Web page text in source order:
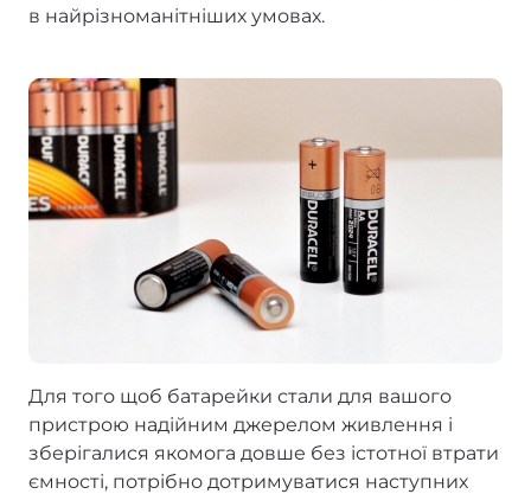
в найрізноманітніших умовах.
Для того щоб батарейки стали для вашого
пристрою надійним джерелом живлення і
зберігалися якомога довше без істотної втрати
ємності, потрібно дотримуватися наступних